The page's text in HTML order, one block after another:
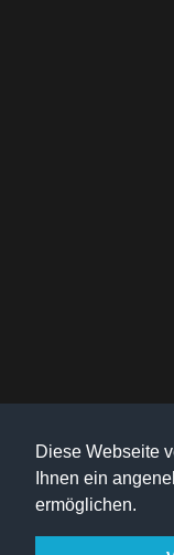
Diese Webseite
Ihnen ein
ermöglichen.